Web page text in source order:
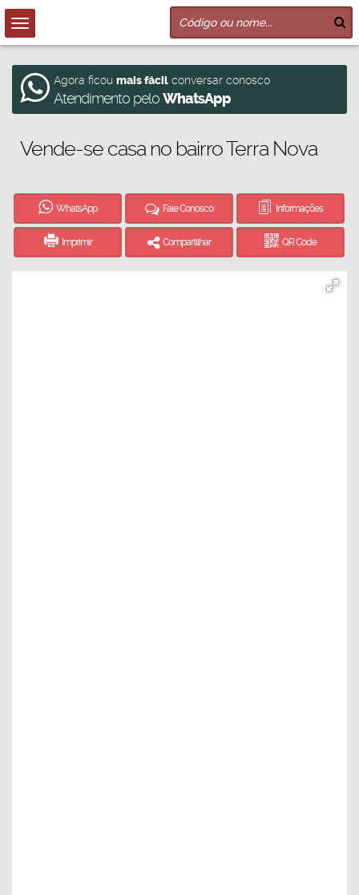
Agora ficou mais fácil conversar conosco
Atendimento peloWhatsApp
Vende-se casa no bairro Terra Nova
WhatsApp Fale Conosco Informações
Imprimir Compartilhar QR Code